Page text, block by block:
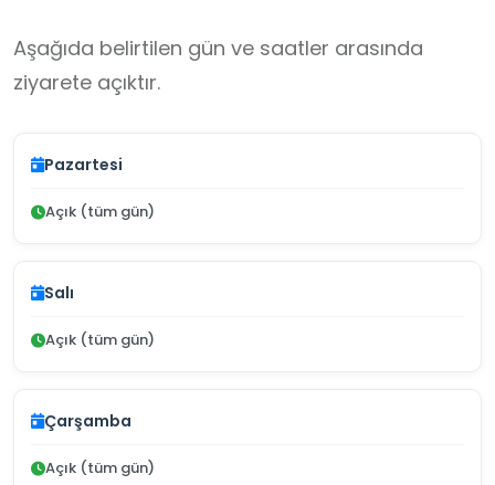
Aşağıda belirtilen gün ve saatler arasında
ziyarete açıktır.
Pazartesi
Açık (tüm gün)
Salı
Açık (tüm gün)
Çarşamba
Açık (tüm gün)